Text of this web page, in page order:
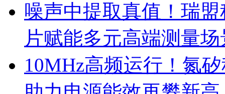
噪声中提取真值！瑞
片赋能多元高端测量场
10MHz高频运行！氮